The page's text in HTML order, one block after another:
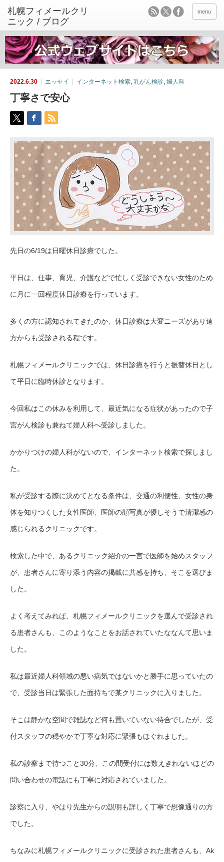
menu
2022.6.30 エッセイ インターネット検索, 乳がん検診, 婦人科
丁寧さで安心
先日の6/19は日曜休日診療でした。
平日は、仕事、育児、介護などで忙しく受診できない女性のため
に月に一回程度休日診療を行っています。
多くの方に認知されてきたのか、休日診療は大変ニーズがあり遠
方からも受診される程です。
札幌フィメールクリニックでは、休日診療を行うと振替休日とし
て平日に臨時休診となります。
今回私はこの休みを利用して、最近気になる症状があったので子
宮がん検診も兼ねて婦人科へ受診しました。
かかりつけの婦人科がないので、インターネット検索で探しまし
た。
私が受診する際に決めてとなる条件は、交通の利便性、女性の身
体を知りつくした女性医師、医師の顔写真が優しそうで清潔感の
感じられるクリニックです。
検索した中で、あるクリニック紹介の一言で医師を始めスタッフ
が、患者さんに寄り添う内容の掲載に共感を持ち、そこを選びま
した。
よく考えてみれば、札幌フィメールクリニックを選んで受診され
る患者さんも、このようなことをお話されていたななんて思いま
した。
私は最近婦人科領域の悪い病気ではないかと勝手に思っていたの
で、受診当日は緊張した面持ちで某クリニックに入りました。
そこは静かな空間で雑誌など何も置いていない待合でしたが、受
付スタッフの穏やかで丁寧な対応に緊張もほぐれました。
私の診察まで待つこと30分、この間受付には数えきれないほどの
問い合わせの電話にも丁寧に対応されていました。
診察に入り、やはり先生からの説明も詳しく丁寧で想像通りの方
でした。
ちなみに札幌フィメールクリニックに受診された患者さんも、Ak